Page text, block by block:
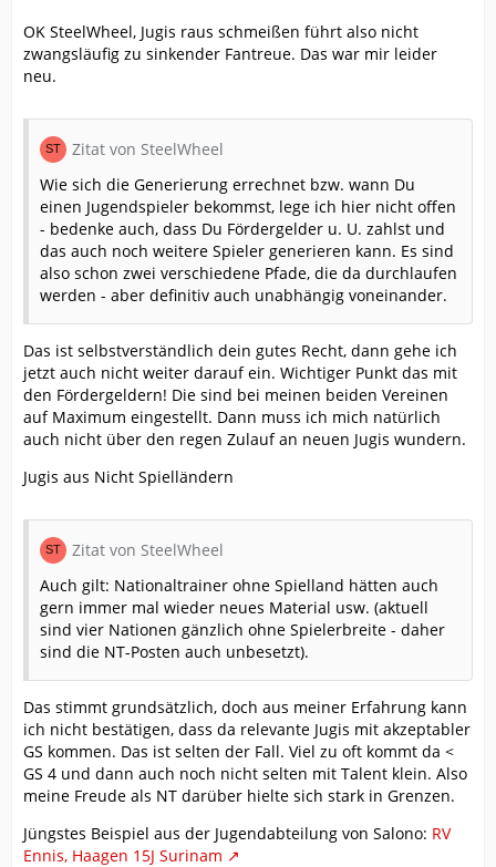
OK SteelWheel, Jugis raus schmeißen führt also nicht
zwangsläufig zu sinkender Fantreue. Das war mir leider
neu.
Zitat von SteelWheel
Wie sich die Generierung errechnet bzw. wann Du
einen Jugendspieler bekommst, lege ich hier nicht offen
- bedenke auch, dass Du Fördergelder u. U. zahlst und
das auch noch weitere Spieler generieren kann. Es sind
also schon zwei verschiedene Pfade, die da durchlaufen
werden - aber definitiv auch unabhängig voneinander.
Das ist selbstverständlich dein gutes Recht, dann gehe ich
jetzt auch nicht weiter darauf ein. Wichtiger Punkt das mit
den Fördergeldern! Die sind bei meinen beiden Vereinen
auf Maximum eingestellt. Dann muss ich mich natürlich
auch nicht über den regen Zulauf an neuen Jugis wundern.
Jugis aus Nicht Spielländern
Zitat von SteelWheel
Auch gilt: Nationaltrainer ohne Spielland hätten auch
gern immer mal wieder neues Material usw. (aktuell
sind vier Nationen gänzlich ohne Spielerbreite - daher
sind die NT-Posten auch unbesetzt).
Das stimmt grundsätzlich, doch aus meiner Erfahrung kann
ich nicht bestätigen, dass da relevante Jugis mit akzeptabler
GS kommen. Das ist selten der Fall. Viel zu oft kommt da <
GS 4 und dann auch noch nicht selten mit Talent klein. Also
meine Freude als NT darüber hielte sich stark in Grenzen.
Jüngstes Beispiel aus der Jugendabteilung von Salono: RV
Ennis, Haagen 15J Surinam